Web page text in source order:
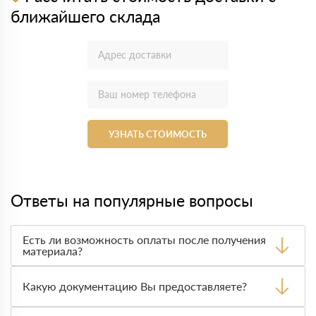
ближайшего склада
УЗНАТЬ СТОИМОСТЬ
Ответы на популярные вопросы
Есть ли возможность оплаты после получения
материала?
оплата по факту получения товара. При этом, если
доставленный товар был ненадлежащего качества, то
Вы вправе от него отказаться.
Какую документацию Вы предоставляете?